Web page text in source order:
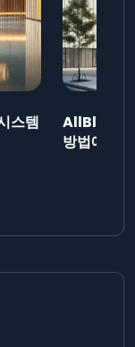
스템
AllBlog에
방법에 대